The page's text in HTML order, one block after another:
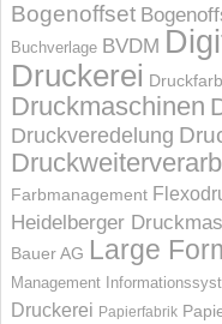
Bogenoffset
Buchverlage BVDM
Druckerei
Druckmaschinen
Druckveredelung
Farbmanagement
Heidelberger
Bauer AG Large
Management
Druckerei Papierfabrik